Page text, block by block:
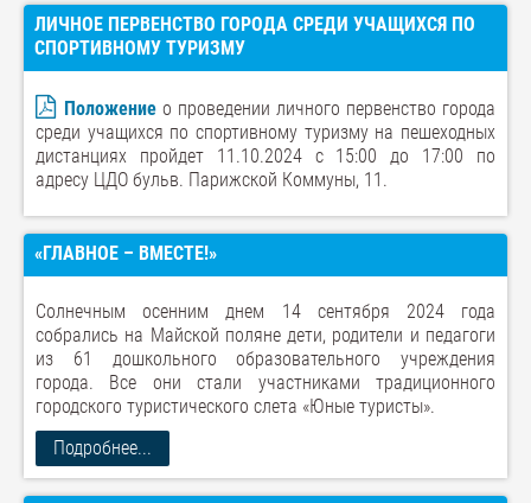
ЛИЧНОЕ ПЕРВЕНСТВО ГОРОДА СРЕДИ УЧАЩИХСЯ ПО
СПОРТИВНОМУ ТУРИЗМУ
Положение о проведении личного первенство города
среди учащихся по спортивному туризму на пешеходных
дистанциях пройдет 11.10.2024 с 15:00 до 17:00 по
адресу ЦДО бульв. Парижской Коммуны, 11.
«ГЛАВНОЕ – ВМЕСТЕ!»
Солнечным осенним днем 14 сентября 2024 года
собрались на Майской поляне дети, родители и педагоги
из 61 дошкольного образовательного учреждения
города. Все они стали участниками традиционного
городского туристического слета «Юные туристы».
Подробнее...